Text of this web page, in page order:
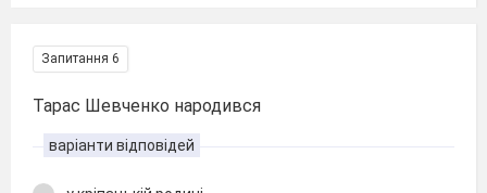
Запитання 6
Тарас Шевченко народився
варіанти відповідей